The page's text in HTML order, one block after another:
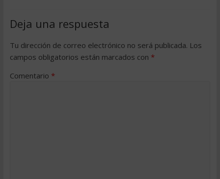
Deja una respuesta
Tu dirección de correo electrónico no será publicada. Los
campos obligatorios están marcados con *
Comentario *